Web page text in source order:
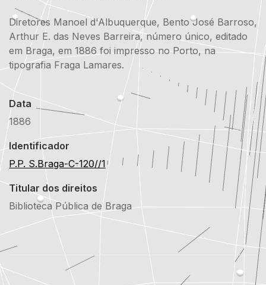
Diretores Manoel d'Albuquerque, Bento José Barroso,
Arthur E. das Neves Barreira, número único, editado
em Braga, em 1886 foi impresso no Porto, na
tipografia Fraga Lamares.
Data
1886
Identificador
P.P. S.Braga-C-120//1
Titular dos direitos
Biblioteca Pública de Braga